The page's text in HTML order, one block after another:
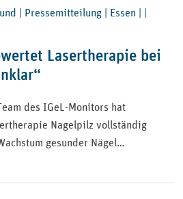
| Pressemitteilung | Essen | |
Lasertherapie bei
des IGeL-Monitors hat
Nagelpilz vollständig
gesunder Nägel…